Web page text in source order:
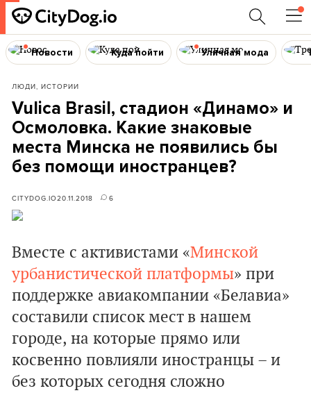
Новости Куда пойти Уличная мода
ЛЮДИ, ИСТОРИИ
Vulica Brasil, стадион «Динамо» и
Осмоловка. Какие знаковые
места Минска не появились бы
без помощи иностранцев?
CITYDOG.IO20.11.2018 6
Вместе с активистами «Минской
урбанистической платформы» при
поддержке авиакомпании «Белавиа»
составили список мест в нашем
городе, на которые прямо или
косвенно повлияли иностранцы – и
без которых сегодня сложно